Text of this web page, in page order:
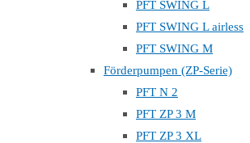
PFT SWING L
PFT SWING L airless
PFT SWING M
Förderpumpen (ZP-Serie)
PFT N 2
PFT ZP 3 M
PFT ZP 3 XL